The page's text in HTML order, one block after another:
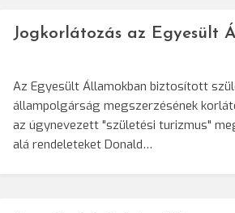
Jogkorlátozás az Egyesült
Az Egyesült Államokban biztosított
állampolgárság megszerzésének
az úgynevezett "születési turizmus"
alá rendeleteket Donald…